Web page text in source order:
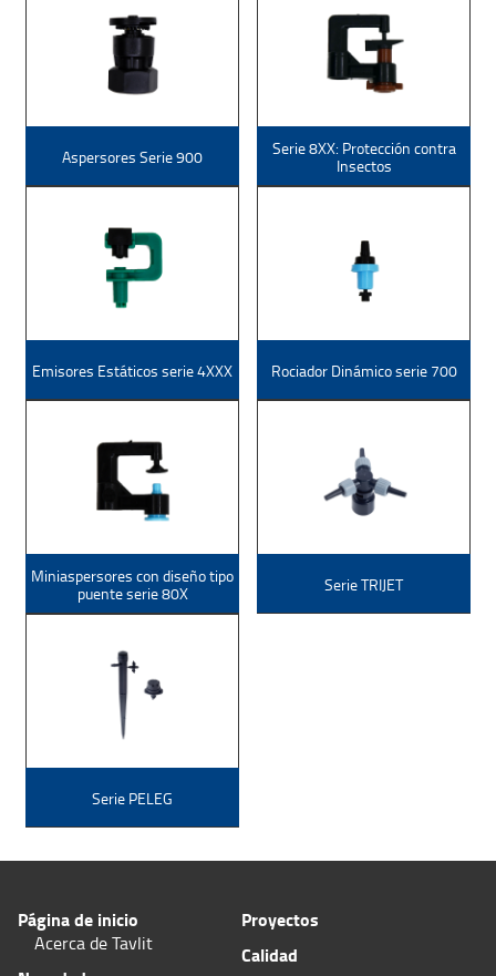
Aspersores Serie 900
Serie 8XX: Protección contra
Insectos
Emisores Estáticos serie 4XXX Rociador Dinámico serie 700
Miniaspersores con diseño tipo
puente serie 80X
Serie TRIJET
Serie PELEG
Página de inicio
Acerca de Tavlit
Proyectos
Calidad